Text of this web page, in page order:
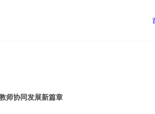
师协同发展新篇章